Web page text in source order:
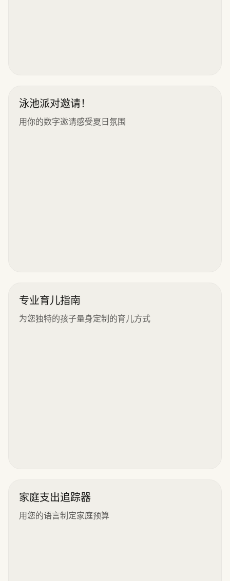
泳池派对邀请！
用你的数字邀请感受夏日氛围
专业育儿指南
为您独特的孩子量身定制的育儿方式
家庭支出追踪器
用您的语言制定家庭预算